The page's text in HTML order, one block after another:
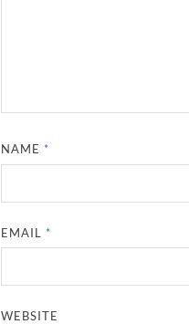
NAME *
EMAIL *
WEBSITE